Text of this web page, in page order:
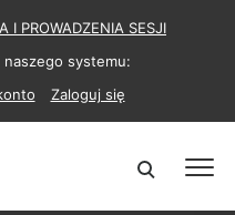
I PROWADZENIA SESJI
systemu:
Zaloguj się